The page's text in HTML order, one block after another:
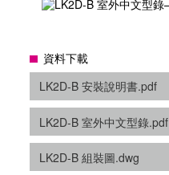
資料下載
LK2D-B 安裝說明書.pdf
LK2D-B 室外中文型錄.pdf
LK2D-B 組裝圖.dwg